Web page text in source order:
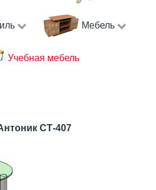
Мебель
Учебная мебель
СТ-407